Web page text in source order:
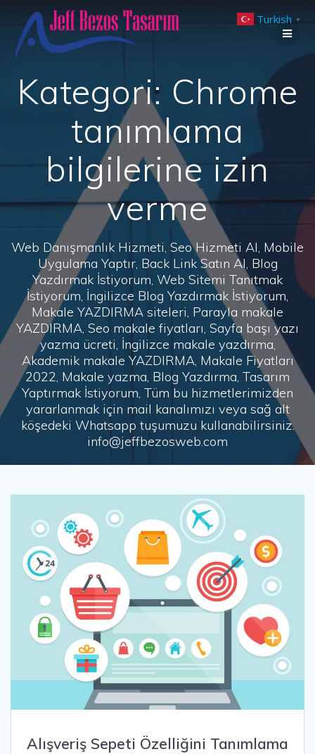
to
Kategori: Chrome
tanımlama
bilgilerine izin
verme
Web Danışmanlık Hizmeti, Seo Hizmeti Al, Mobile
Uygulama Yaptır, Back Link Satın Al, Blog
Yazdırmak İstiyorum, Web Sitemi Tanıtmak
İstiyorum, İngilizce Blog Yazdırmak İstiyorum,
Makale YAZDIRMA siteleri, Parayla makale
YAZDIRMA, Seo makale fiyatları, Sayfa başı yazı
yazma ücreti, İngilizce makale yazdırma,
Akademik makale YAZDIRMA, Makale Fiyatları
2022, Makale yazma, Blog Yazdırma, Tasarım
Yaptırmak İstiyorum, Tüm bu hizmetlerimizden
yararlanmak için mail kanalımızı veya sağ alt
köşedeki Whatsapp tuşumuzu kullanabilirsiniz.
info@jeffbezosweb.com
Alışveriş Sepeti Özelliğini Tanımlama
Turkish ▼